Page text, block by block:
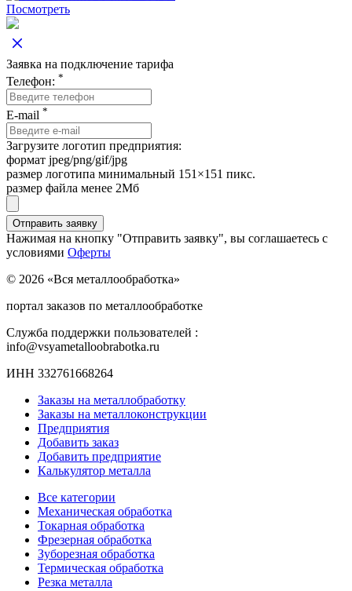
Посмотреть
Заявка на подключение тарифа
Телефон: *
E-mail *
Загрузите логотип предприятия:
формат jpeg/png/gif/jpg
размер логотипа минимальный 151×151 пикс.
размер файла менее 2Мб
Нажимая на кнопку "Отправить заявку", вы соглашаетесь с
условиями Оферты
© 2026 «Вся металлообработка»
портал заказов по металлообработке
Служба поддержки пользователей :
info@vsyametalloobrabotka.ru
ИНН 332761668264
Заказы на металлобработку
Заказы на металлоконструкции
Предприятия
Добавить заказ
Добавить предприятие
Калькулятор металла
Все категории
Механическая обработка
Токарная обработка
Фрезерная обработка
Зуборезная обработка
Термическая обработка
Резка металла